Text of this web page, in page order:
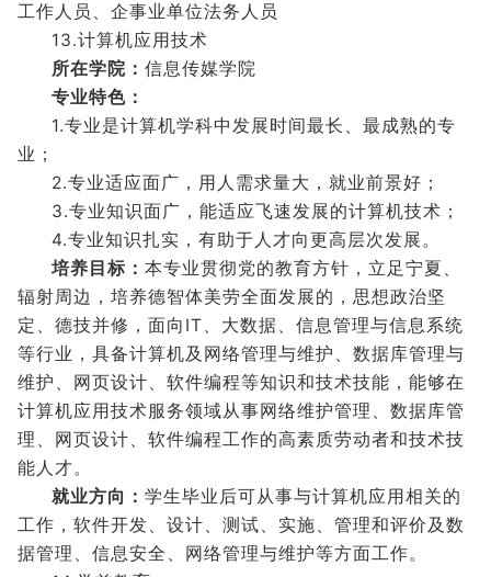
工作人员、企事业单位法务人员
13.计算机应用技术
所在学院： 信息传媒学院
专业特色：
1.专业是计算机学科中发展时间最长、最成熟的专
业；
2.专业适应面广，用人需求量大，就业前景好；
3.专业知识面广，能适应飞速发展的计算机技术；
4.专业知识扎实，有助于人才向更高层次发展。
培养目标： 本专业贯彻党的教育方针，立足宁夏、
辐射周边，培养德智体美劳全面发展的，思想政治坚
定、德技并修，面向IT、大数据、信息管理与信息系统
等行业，具备计算机及网络管理与维护、数据库管理与
维护、网页设计、软件编程等知识和技术技能，能够在
计算机应用技术服务领域从事网络维护管理、数据库管
理、网页设计、软件编程工作的高素质劳动者和技术技
能人才。
就业方向： 学生毕业后可从事与计算机应用相关的
工作，软件开发、设计、测试、实施、管理和评价及数
据管理、信息安全、网络管理与维护等方面工作。